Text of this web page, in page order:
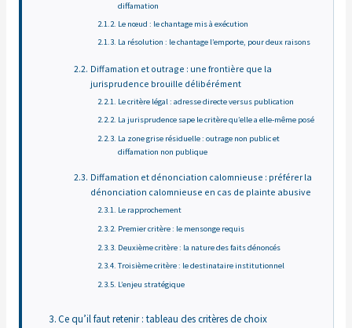
diffamation
Le nœud : le chantage mis à exécution
La résolution : le chantage l’emporte, pour deux raisons
Diffamation et outrage : une frontière que la
jurisprudence brouille délibérément
Le critère légal : adresse directe versus publication
La jurisprudence sape le critère qu’elle a elle-même posé
La zone grise résiduelle : outrage non public et
diffamation non publique
Diffamation et dénonciation calomnieuse : préférer la
dénonciation calomnieuse en cas de plainte abusive
Le rapprochement
Premier critère : le mensonge requis
Deuxième critère : la nature des faits dénoncés
Troisième critère : le destinataire institutionnel
L’enjeu stratégique
Ce qu’il faut retenir : tableau des critères de choix